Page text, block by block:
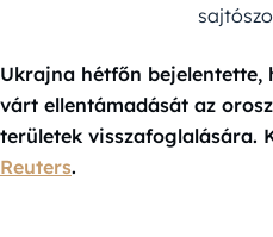
Ukrajna hétfőn
várt ellentámadását az
területek visszafoglalására.
Reuters.